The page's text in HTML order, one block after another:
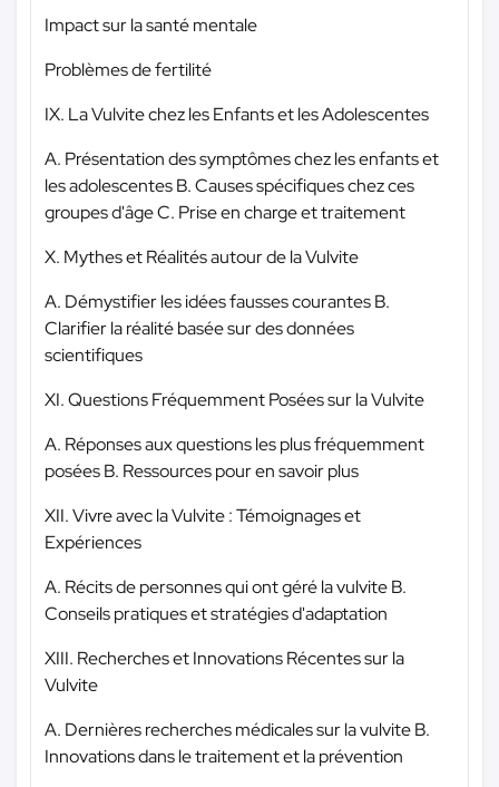
Impact sur la santé mentale
Problèmes de fertilité
IX. La Vulvite chez les Enfants et les Adolescentes
A. Présentation des symptômes chez les enfants et
les adolescentes B. Causes spécifiques chez ces
groupes d'âge C. Prise en charge et traitement
X. Mythes et Réalités autour de la Vulvite
A. Démystifier les idées fausses courantes B.
Clarifier la réalité basée sur des données
scientifiques
XI. Questions Fréquemment Posées sur la Vulvite
A. Réponses aux questions les plus fréquemment
posées B. Ressources pour en savoir plus
XII. Vivre avec la Vulvite : Témoignages et
Expériences
A. Récits de personnes qui ont géré la vulvite B.
Conseils pratiques et stratégies d'adaptation
XIII. Recherches et Innovations Récentes sur la
Vulvite
A. Dernières recherches médicales sur la vulvite B.
Innovations dans le traitement et la prévention